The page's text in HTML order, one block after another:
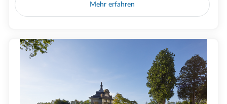
Mehr erfahren